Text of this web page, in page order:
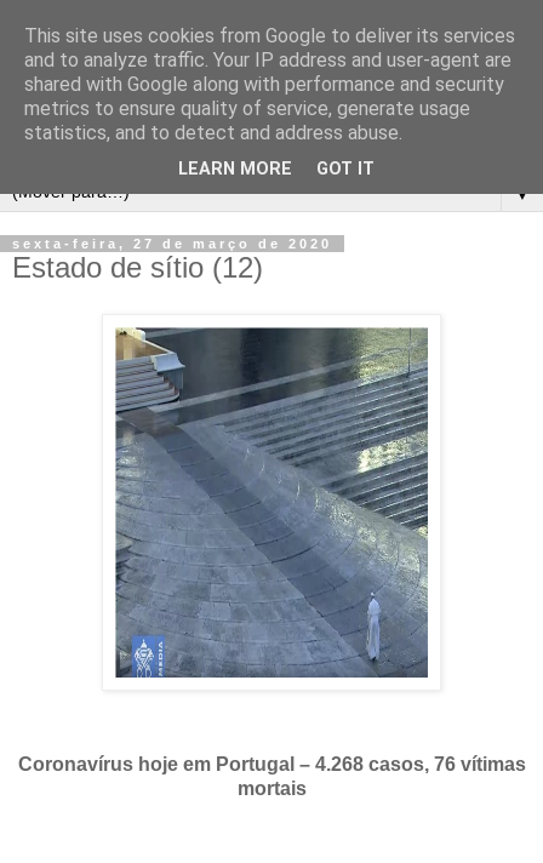
▼
sexta-feira, 27 de março de 2020
Estado de sítio (12)
Coronavírus hoje em Portugal – 4.268 casos, 76 vítimas
mortais
This site uses cookies from Google to deliver its services
and to analyze traffic. Your IP address and user-agent are
shared with Google along with performance and security
metrics to ensure quality of service, generate usage
statistics, and to detect and address abuse.
LEARN MORE GOT IT